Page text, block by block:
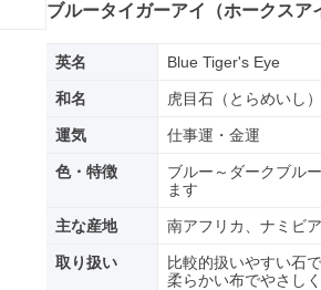
ブルータイガーアイ（ホークスア
英名 Blue Tiger's Eye
和名 虎目石（とらめいし
運気 仕事運・金運
色・特徴
ブルー～ダークブル
ます
主な産地 南アフリカ、ナミビ
取り扱い
比較的扱いやすい石
柔らかい布でやさし